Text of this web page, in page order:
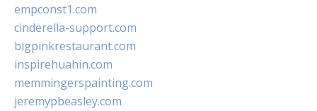
empconst1.com
cinderella-support.com
bigpinkrestaurant.com
inspirehuahin.com
memmingerspainting.com
jeremypbeasley.com